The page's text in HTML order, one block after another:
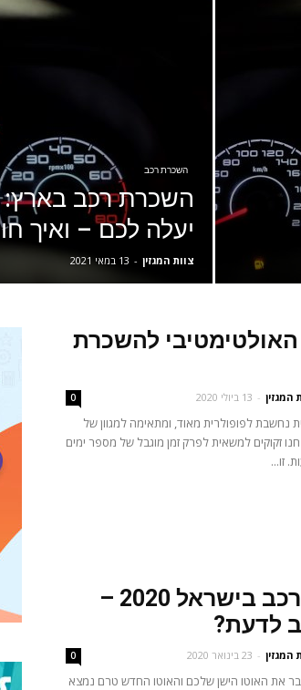
השכרת רכב
השכרת רכב
יעלה לכם – ואיך
צוות המגזין - 13 במאי 2021
להשכרת
המגזין - 13 ביולי 2020 0
לפופולרית מאוד, ומתאימה למגוון של
זקוקים למשאית לפרק זמן מוגבל של מספר ימים
זו...
השכרת רכב בישראל 2020 –
לדעת?
המגזין - 23 בינואר 2020 0
את האוטו הישן שלכם והאוטו החדש טרם נמצא